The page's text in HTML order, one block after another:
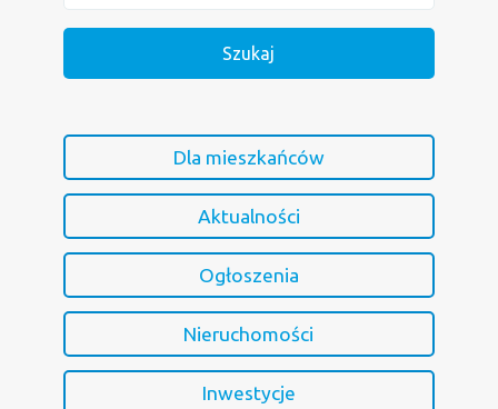
Dla mieszkańców
Aktualności
Ogłoszenia
Nieruchomości
Inwestycje